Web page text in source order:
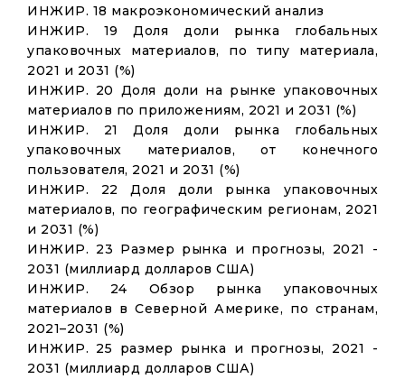
ИНЖИР. 18 макроэкономический анализ
ИНЖИР. 19 Доля доли рынка глобальных
упаковочных материалов, по типу материала,
2021 и 2031 (%)
ИНЖИР. 20 Доля доли на рынке упаковочных
материалов по приложениям, 2021 и 2031 (%)
ИНЖИР. 21 Доля доли рынка глобальных
упаковочных материалов, от конечного
пользователя, 2021 и 2031 (%)
ИНЖИР. 22 Доля доли рынка упаковочных
материалов, по географическим регионам, 2021
и 2031 (%)
ИНЖИР. 23 Размер рынка и прогнозы, 2021 -
2031 (миллиард долларов США)
ИНЖИР. 24 Обзор рынка упаковочных
материалов в Северной Америке, по странам,
2021–2031 (%)
ИНЖИР. 25 размер рынка и прогнозы, 2021 -
2031 (миллиард долларов США)